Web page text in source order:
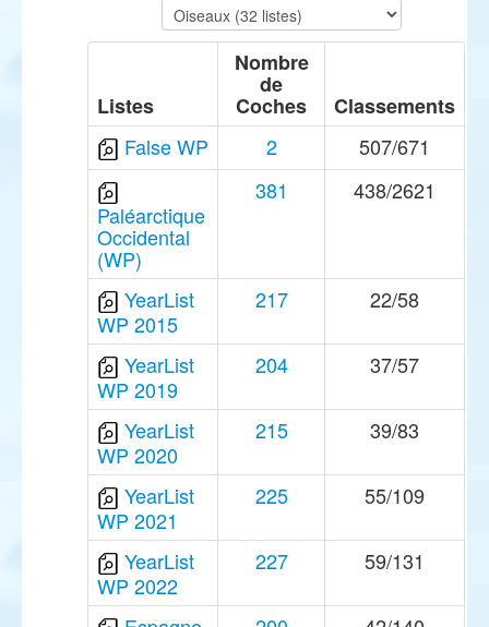
Listes
Nombre
de
Coches
Classements
False WP
2 507/671
Paléarctique
Occidental
(WP)
381 438/2621
YearList
WP 2015
217 22/58
YearList
WP 2019
204 37/57
YearList
WP 2020
215 39/83
YearList
WP 2021
225 55/109
YearList
WP 2022
227 59/131